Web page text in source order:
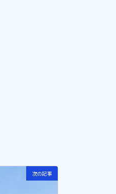
次の記事